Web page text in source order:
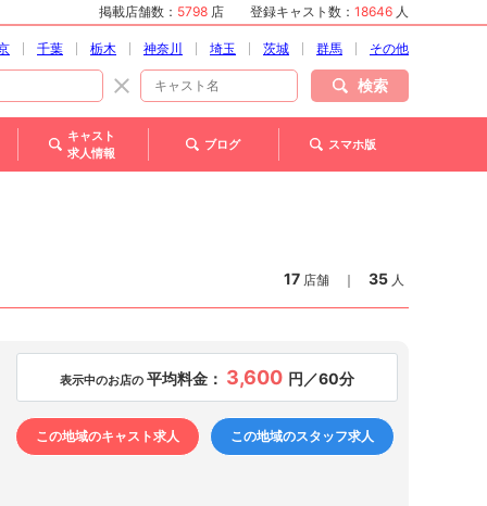
掲載店舗数： 5798 店 登録キャスト数： 18646 人
千葉 栃木 神奈川 埼玉 茨城 群馬 その他
検索
キャスト
求人情報
ブログ スマホ版
17 店舗 ｜ 35 人
表示中のお店の 平均料金： 3,600 円／60分
この地域のキャスト求人
この地域のスタッフ求人